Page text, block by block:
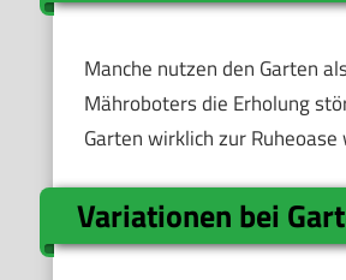
Manche nutzen den Garten
Mähroboters die Erholung
Garten wirklich zur Ruheoase
Variationen bei